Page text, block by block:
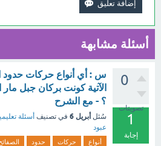
أسئلة مشابهة
0
تصويتات
1
إجابة
س : أي أنواع حركات حدود
الآتية كونت بركان جبل
؟ - مع الشرح
سُئل أبريل 6 في تصنيف أسئلة
عبود
أنواع حركات حدود